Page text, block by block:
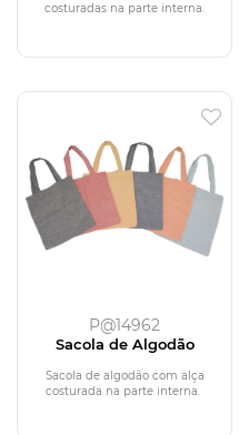
costuradas na parte interna.
P@14962
Sacola de Algodão
Sacola de algodão com alça
costurada na parte interna.